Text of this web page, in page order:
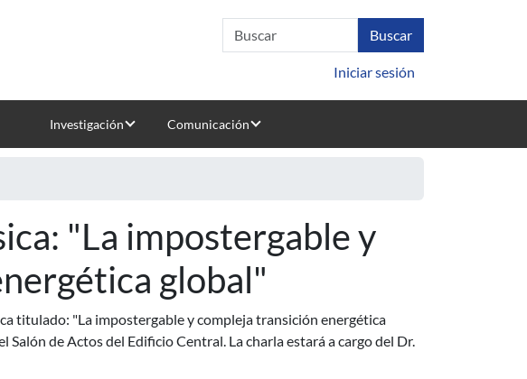
Iniciar sesión
Investigación Comunicación
"La impostergable y
global"
titulado: "La impostergable y compleja transición energética
Salón de Actos del Edificio Central. La charla estará a cargo del Dr.